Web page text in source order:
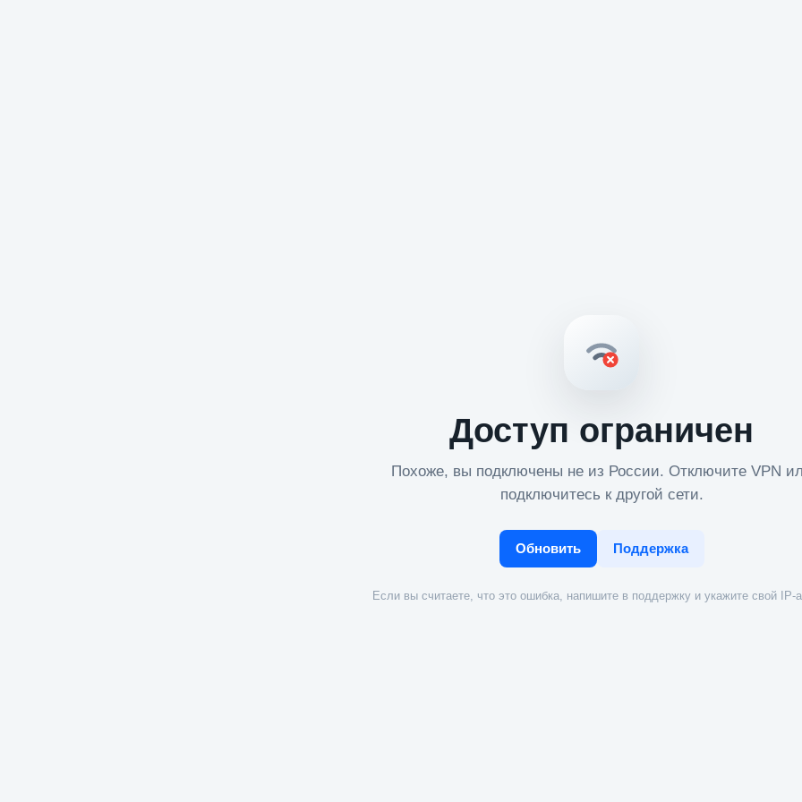
Доступ ограничен
Похоже, вы подключены не из России. Отключите VPN
подключитесь к другой сети.
Обновить Поддержка
Если вы считаете, что это ошибка, напишите в поддержку и укажите свой IP-